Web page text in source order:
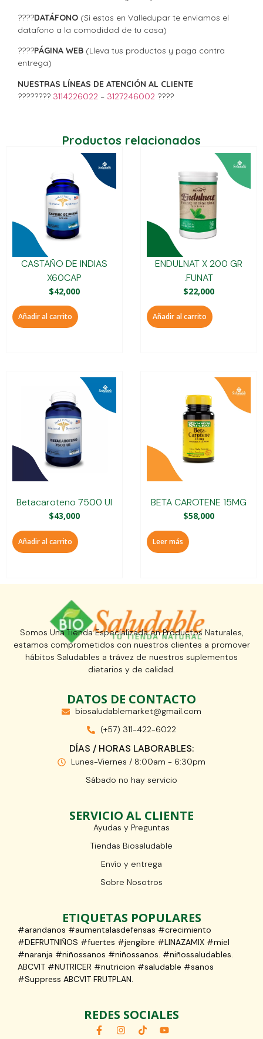
????DATÁFONO (Si estas en Valledupar te enviamos el
datafono a la comodidad de tu casa)
????PÁGINA WEB (Lleva tus productos y paga contra
entrega)
NUESTRAS LÍNEAS DE ATENCIÓN AL CLIENTE
???????? 3114226022 – 3127246002 ????
Productos relacionados
CASTAÑO DE INDIAS
X60CAP
$42,000
Añadir al carrito
ENDULNAT X 200 GR
.FUNAT
$22,000
Añadir al carrito
Betacaroteno 7500 UI
$43,000
Añadir al carrito
BETA CAROTENE 15MG
$58,000
Leer más
Somos Una Tienda Especializada en Productos Naturales,
estamos comprometidos con nuestros clientes a promover
hábitos Saludables a trávez de nuestros suplementos
dietarios y de calidad.
DATOS DE CONTACTO
biosaludablemarket@gmail.com
(+57) 311-422-6022
DÍAS / HORAS LABORABLES:
Lunes-Viernes / 8:00am - 6:30pm
Sábado no hay servicio
SERVICIO AL CLIENTE
Ayudas y Preguntas
Tiendas Biosaludable
Envío y entrega
Sobre Nosotros
ETIQUETAS POPULARES
#arandanos #aumentalasdefensas #crecimiento
#DEFRUTNIÑOS #fuertes #jengibre #LINAZAMIX #miel
#naranja #niñossanos #niñossanos. #niñossaludables.
ABCVIT #NUTRICER #nutricion #saludable #sanos
#Suppress ABCVIT FRUTPLAN.
REDES SOCIALES